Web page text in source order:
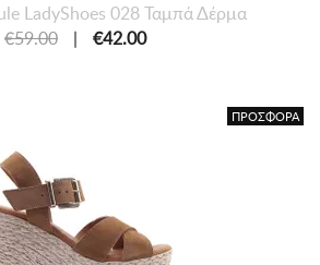
LadyShoes 028 Ταμπά Δέρμα
€59.00
| €42.00
ΠΡΟΣΦΟΡΑ